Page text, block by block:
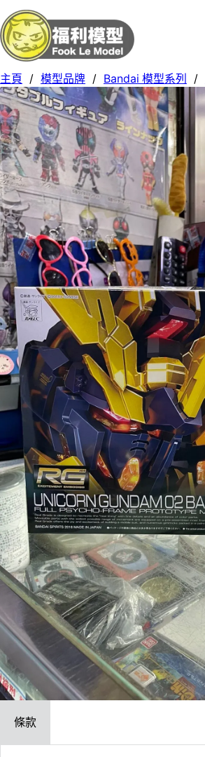
主頁 / 模型品牌 / Bandai 模型系列 /
條款